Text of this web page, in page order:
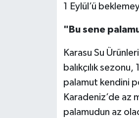
1 Eylül’ü
"Bu sene
Karasu Su
balıkçılık
palamut kendini
Karadeniz’de az
palamudun az